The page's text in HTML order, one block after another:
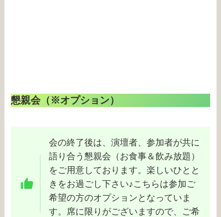
懇親会（※オプション）
会の終了後は、演壇者、参加者が共に
語り合う懇親会（お食事＆飲み放題）
をご用意しております。楽しいひとと
きをお過ごし下さい♪こちらは参加ご
希望の方のオプションとなっていま
す。席に限りがございますので、ご希